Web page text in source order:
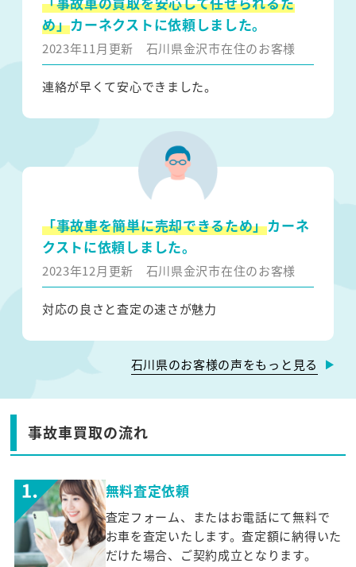
め」カーネクストに依頼しました。
2023年11月更新 石川県金沢市在住のお客様
連絡が早くて安心できました。
「事故車を簡単に売却できるため」カーネ
クストに依頼しました。
2023年12月更新 石川県金沢市在住のお客様
対応の良さと査定の速さが魅力
石川県のお客様の声をもっと見る
事故車買取の流れ
無料査定依頼
査定フォーム、またはお電話にて無料で
お車を査定いたします。査定額に納得いた
だけた場合、ご契約成立となります。